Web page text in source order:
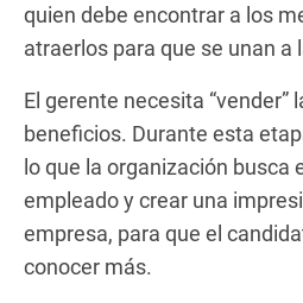
quien debe encontrar a los
atraerlos para que se unan a
El gerente necesita “vender”
beneficios. Durante esta
lo que la organización busca
empleado y crear una
empresa, para que el
conocer más.